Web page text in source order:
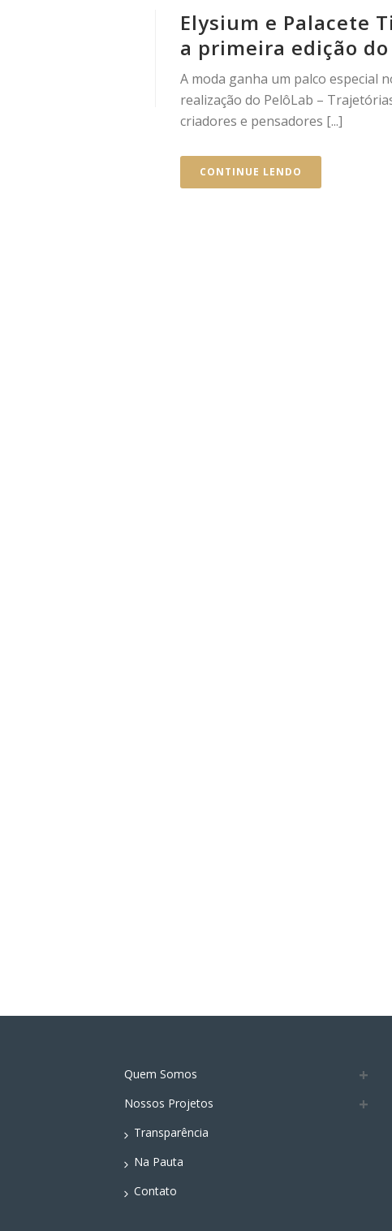
Elysium e Palacete
a primeira edição do
A moda ganha um palco especial
realização do PelôLab –
criadores e pensadores [...]
CONTINUE LENDO
Quem Somos
Nossos Projetos
Transparência
Na Pauta
Contato